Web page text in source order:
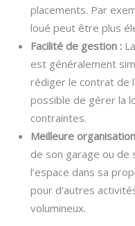
placements. Par
loué peut être plus
Facilité de gestion :
est généralement
rédiger le contrat de
possible de gérer la
contraintes.
Meilleure
de son garage ou
l’espace dans sa
pour d’autres
volumineux.